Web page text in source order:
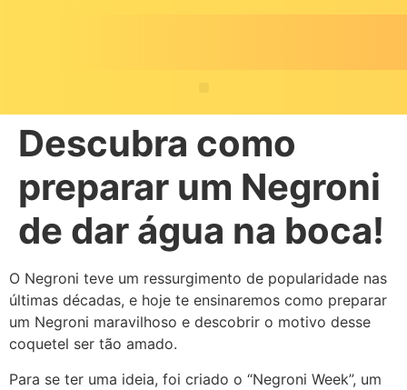
Descubra como
preparar um Negroni
de dar água na boca!
O Negroni teve um ressurgimento de popularidade nas
últimas décadas, e hoje te ensinaremos como preparar
um Negroni maravilhoso e descobrir o motivo desse
coquetel ser tão amado.
Para se ter uma ideia, foi criado o “Negroni Week”, um